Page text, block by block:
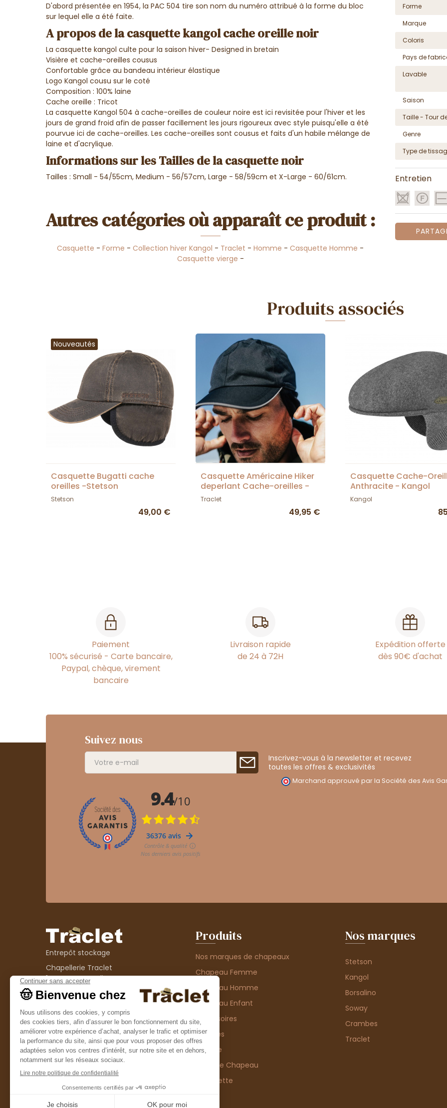
D'abord présentée en 1954, la PAC 504 tire son nom du numéro attribué à la forme du bloc
sur lequel elle a été faite.
A propos de la casquette kangol cache oreille noir
La casquette kangol culte pour la saison hiver- Designed in bretain
Visière et cache-oreilles cousus
Confortable grâce au bandeau intérieur élastique
Logo Kangol cousu sur le coté
Composition : 100% laine
Cache oreille : Tricot
La casquette Kangol 504 à cache-oreilles de couleur noire est ici revisitée pour l'hiver et les
jours de grand froid afin de passer facillement les jours rigoureux avec style puisqu'elle a été
pourvue ici de cache-oreilles. Les cache-oreilles sont cousus et faits d'un habile mélange de
laine et d'acrylique.
Informations sur les Tailles de la casquette noir
Tailles : Small - 54/55cm, Medium - 56/57cm, Large - 58/59cm et X-Large - 60/61cm.
Autres catégories où apparaît ce produit :
Casquette -Forme -Collection hiver Kangol - Traclet -Homme -Casquette Homme -
Casquette vierge -
Forme
Marque
Coloris
Pays de
Lavable
Saison
Taille - Tour
Genre
Type de
Entretien
Produits associés
Nouveautés
Casquette Bugatti cache
oreilles -Stetson
Stetson
49,00 €
Casquette Américaine Hiker
deperlant Cache-oreilles -
Traclet
Traclet
49,95 €
Casquette Cache-
Anthracite - Kangol
Kangol
Paiement
100% sécurisé - Carte bancaire,
Paypal, chèque, virement
bancaire
Livraison rapide
de 24 à 72H
Expédition offerte
dès 90€ d'achat
Suivez nous
Inscrivez-vous à la newsletter et recevez
toutes les offres & exclusivités
Marchand approuvé par la Société des Avis
Entrepôt stockage
Chapellerie Traclet
14 Impasse Bardin
42300 Roanne
contact@chapellerie-traclet.com
Boutique
Chapellerie Traclet
4 rue de Cadore
42300 Roanne
Produits
Nos marques de chapeaux
Chapeau Femme
Chapeau Homme
Chapeau Enfant
Accessoires
Thèmes
Matière
Type de Chapeau
Casquette
Nos marques
Stetson
Kangol
Borsalino
Soway
Crambes
Traclet